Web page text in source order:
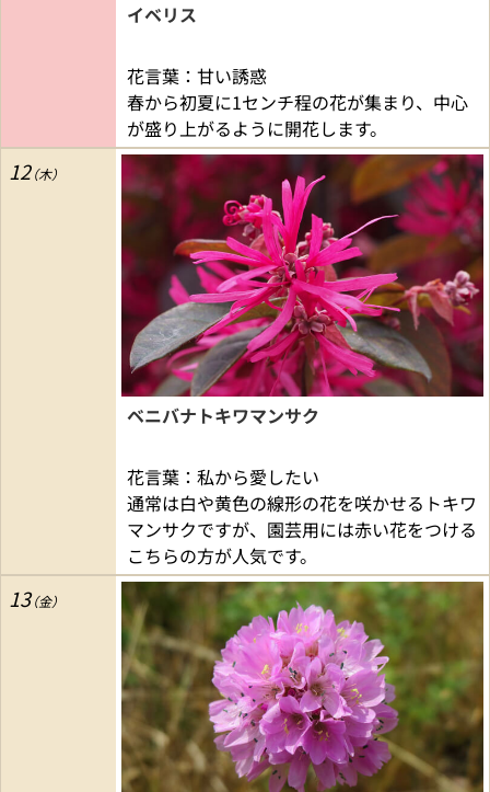
イベリス
花言葉：甘い誘惑
春から初夏に1センチ程の花が集まり、中心
が盛り上がるように開花します。
12
ベニバナトキワマンサク
花言葉：私から愛したい
通常は白や黄色の線形の花を咲かせるトキワ
マンサクですが、園芸用には赤い花をつける
こちらの方が人気です。
13